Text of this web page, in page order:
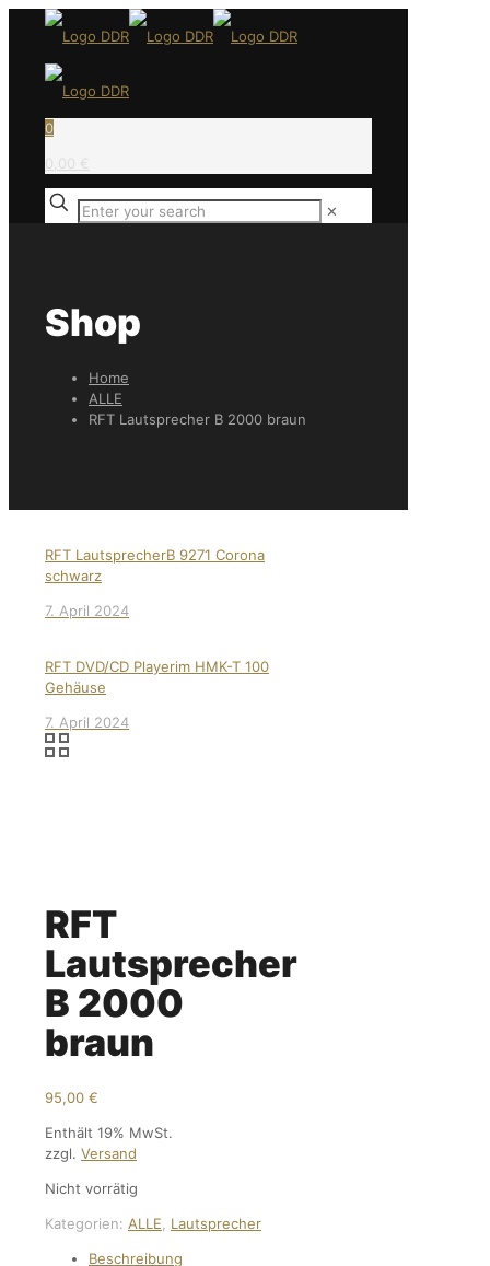
0
0,00 €
✕
Shop
Home
ALLE
RFT Lautsprecher B 2000 braun
RFT LautsprecherB 9271 Corona
schwarz
7. April 2024
RFT DVD/CD Playerim HMK-T 100
Gehäuse
7. April 2024
RFT
Lautsprecher
B 2000
braun
95,00 €
Enthält 19% MwSt.
zzgl. Versand
Nicht vorrätig
Kategorien: ALLE
Lautsprecher
Beschreibung